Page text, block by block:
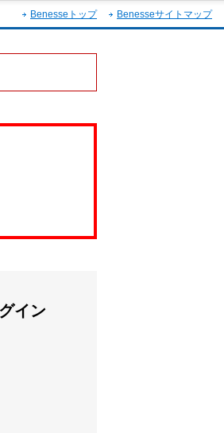
Benesseトップ Benesseサイトマップ
イン